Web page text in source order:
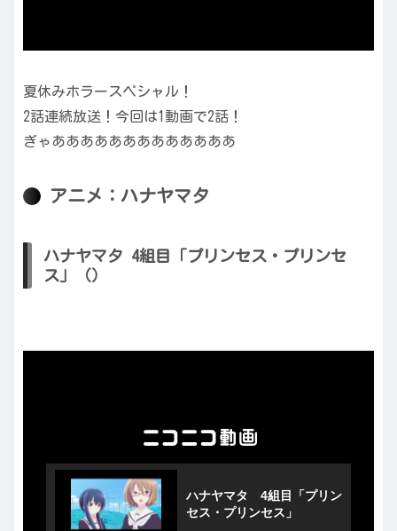
夏休みホラースペシャル！
2話連続放送！今回は1動画で2話！
ぎゃあああああああああああああ
アニメ：ハナヤマタ
ハナヤマタ 4組目「プリンセス・プリンセ
ス」（）